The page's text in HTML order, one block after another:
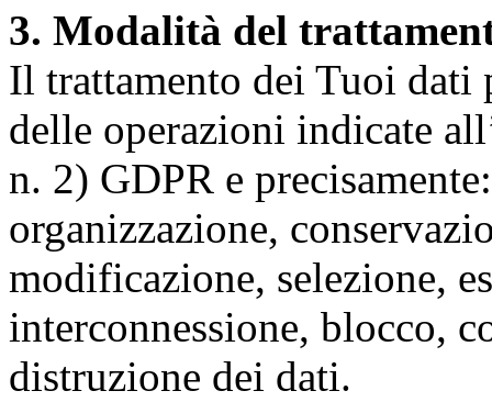
3. Modalità del
Il trattamento dei Tuoi dati
delle operazioni indicate
n. 2) GDPR e
organizzazione,
modificazione, selezione,
interconnessione, blocco,
distruzione dei dati.